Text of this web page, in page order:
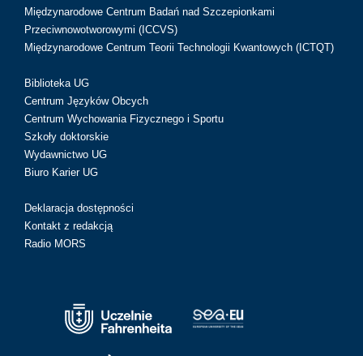
Międzynarodowe Centrum Badań nad Szczepionkami
Przeciwnowotworowymi (ICCVS)
Międzynarodowe Centrum Teorii Technologii Kwantowych (ICTQT)
Biblioteka UG
Centrum Języków Obcych
Centrum Wychowania Fizycznego i Sportu
Szkoły doktorskie
Wydawnictwo UG
Biuro Karier UG
Deklaracja dostępności
Kontakt z redakcją
Radio MORS